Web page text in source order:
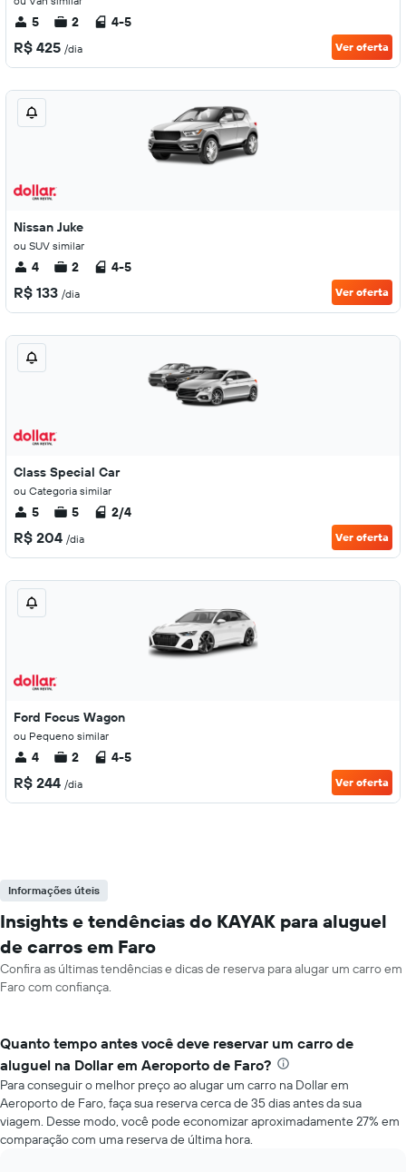
5 2 4-5
R$ 425 /dia Ver oferta
Nissan Juke
ou SUV similar
4 2 4-5
R$ 133 /dia Ver oferta
Class Special Car
ou Categoria similar
5 5 2/4
R$ 204 /dia Ver oferta
Ford Focus Wagon
ou Pequeno similar
4 2 4-5
R$ 244 /dia Ver oferta
Informações úteis
Insights e tendências do KAYAK para aluguel
de carros em Faro
Confira as últimas tendências e dicas de reserva para alugar um carro em
Faro com confiança.
Quanto tempo antes você deve reservar um carro de
aluguel na Dollar em Aeroporto de Faro?
Para conseguir o melhor preço ao alugar um carro na Dollar em
Aeroporto de Faro, faça sua reserva cerca de 35 dias antes da sua
viagem. Desse modo, você pode economizar aproximadamente 27% em
comparação com uma reserva de última hora.